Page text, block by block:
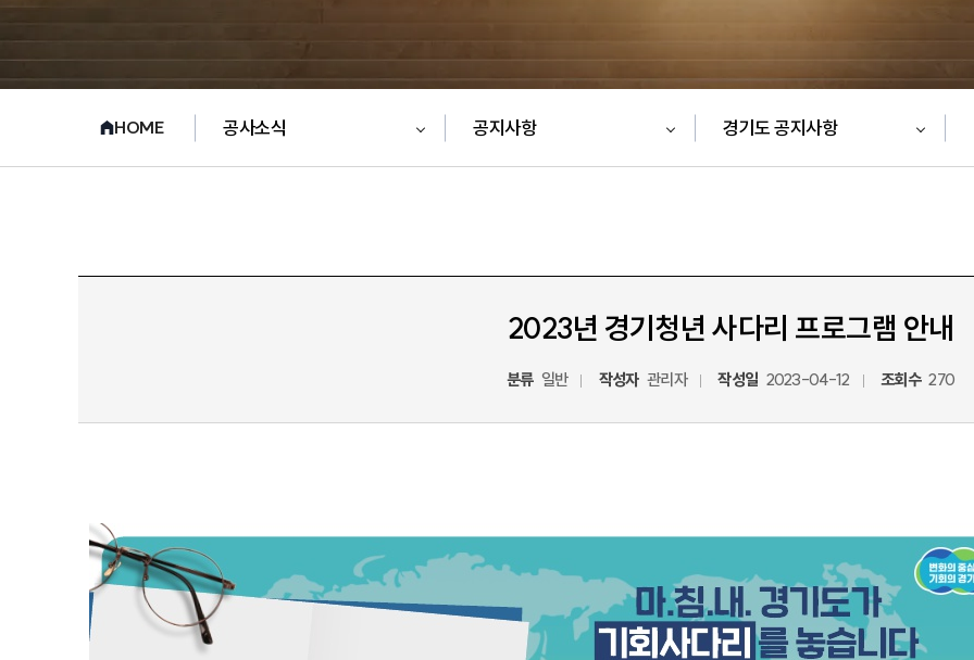
HOME 공사소식 공지사항 경기도 공지사항
2023년 경기청년 사다리 프로그램 안내
분류 일반 작성자 관리자 작성일 2023-04-12 조회수 270